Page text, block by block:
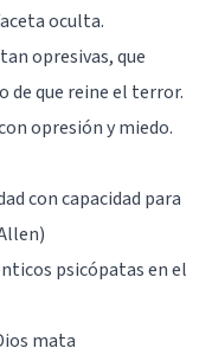
oculta.
opresivas, que
de que reine el terror.
opresión y miedo.
con capacidad para
psicópatas en el
mata